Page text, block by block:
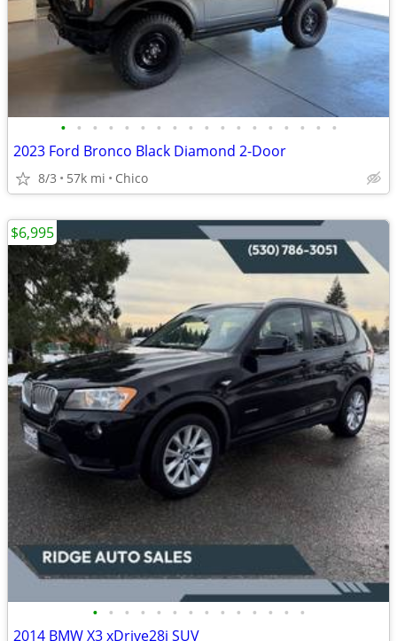
• • • • • • • • • • • • • • • • • •
2023 Ford Bronco Black Diamond 2-Door
8/3 57k mi Chico
• • • • • • • • • • • • • •
2014 BMW X3 xDrive28i SUV
$6,995